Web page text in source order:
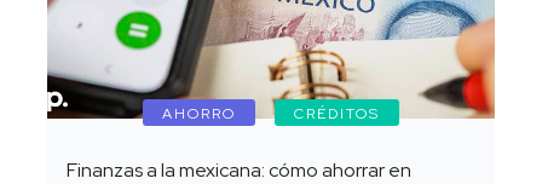
AHORRO CRÉDITOS
Finanzas a la mexicana: cómo ahorrar en